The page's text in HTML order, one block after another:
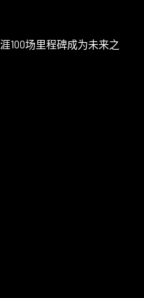
100场里程碑成为未来之